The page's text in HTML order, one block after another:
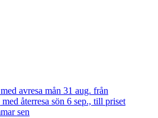
avresa mån 31 aug. från
återresa sön 6 sep., till priset
sen